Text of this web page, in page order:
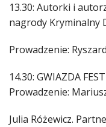
13.30: Autorki i
nagrody Kryminalny
Prowadzenie:
14.30: GWIAZDA
Prowadzenie:
Julia Różewicz.